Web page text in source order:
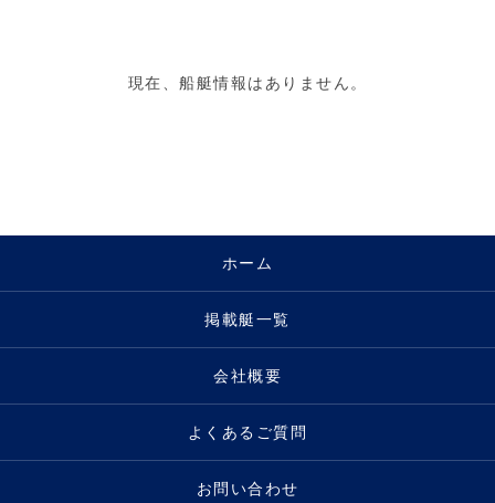
現在、船艇情報はありません。
ホーム
掲載艇一覧
会社概要
よくあるご質問
お問い合わせ